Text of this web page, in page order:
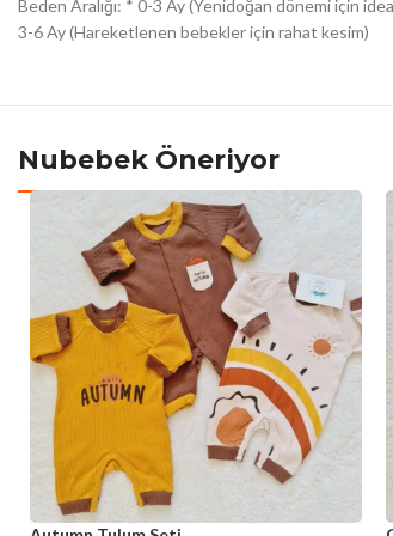
Beden Aralığı: * 0-3 Ay (Yenidoğan dönemi için
3-6 Ay (Hareketlenen bebekler için rahat kesim)
Nubebek Öneriyor